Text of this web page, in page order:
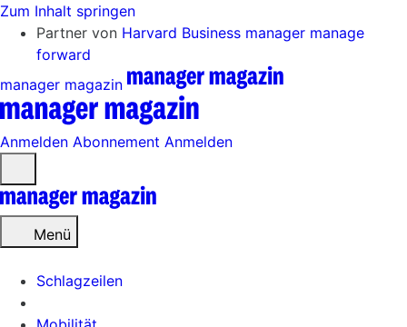
Zum Inhalt springen
Partner von Harvard Business manager manage
forward
manager magazin
Anmelden Abonnement Anmelden
öffnen
Menü
Schlagzeilen